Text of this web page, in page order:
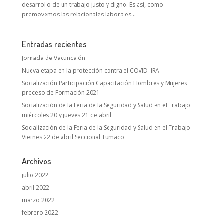
desarrollo de un trabajo justo y digno. Es así, como
promovemos las relacionales laborales...
Entradas recientes
Jornada de Vacuncaión
Nueva etapa en la protección contra el COVID–IRA
Socialización Participación Capacitación Hombres y Mujeres
proceso de Formación 2021
Socialización de la Feria de la Seguridad y Salud en el Trabajo
miércoles 20 y jueves 21 de abril
Socialización de la Feria de la Seguridad y Salud en el Trabajo
Viernes 22 de abril Seccional Tumaco
Archivos
julio 2022
abril 2022
marzo 2022
febrero 2022